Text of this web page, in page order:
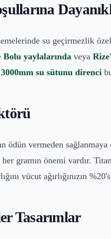
su geçirmezlik
Bolu yaylalarında veya
su sütunu direnci
vermeden sağlanmaya
gramın önemi vardır.
vücut ağırlığınızın
Tasarımlar